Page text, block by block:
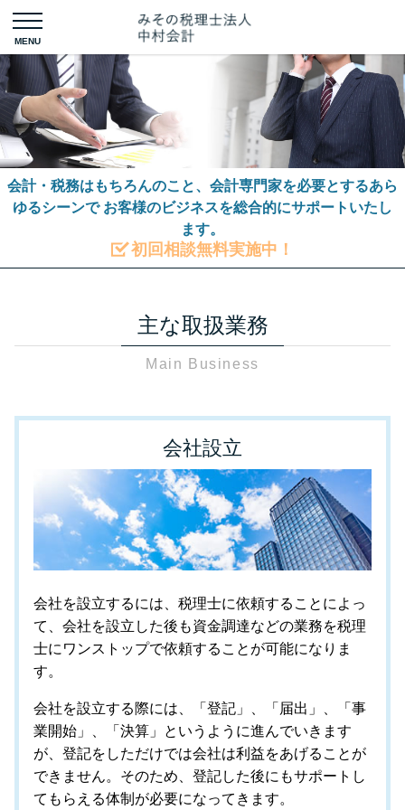
立
査
税務相談
会計・税務はもちろんのこと、会計専門家を必要とするあら
ゆるシーンでお客様のビジネスを総合的にサポートいたし
ます。
初回相談無料実施中！
主な取扱業務
Main Business
会社設立
会社を設立するには、税理士に依頼することによっ
て、会社を設立した後も資金調達などの業務を税理
士にワンストップで依頼することが可能になりま
す。
会社を設立する際には、「登記」、「届出」、「事
業開始」、「決算」というように進んでいきます
が、登記をしただけでは会社は利益をあげることが
できません。そのため、登記した後にもサポートし
てもらえる体制が必要になってきます。